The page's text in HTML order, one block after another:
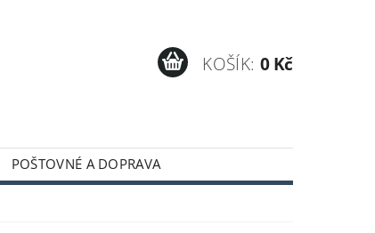
KOŠÍK: 0 Kč
POŠTOVNÉ A DOPRAVA